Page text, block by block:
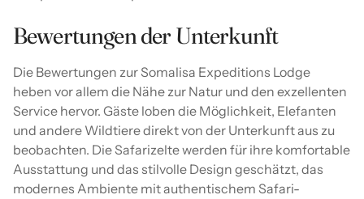
Bewertungen der Unterkunft
Die Bewertungen zur Somalisa Expeditions Lodge
heben vor allem die Nähe zur Natur und den exzellenten
Service hervor. Gäste loben die Möglichkeit, Elefanten
und andere Wildtiere direkt von der Unterkunft aus zu
beobachten. Die Safarizelte werden für ihre komfortable
Ausstattung und das stilvolle Design geschätzt, das
modernes Ambiente mit authentischem Safari-